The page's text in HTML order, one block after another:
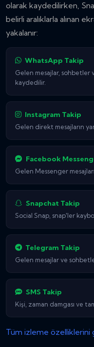
olarak kaydedilirken,
belirli aralıklarla alınan
yakalanır:
WhatsApp Takip
Gelen mesajlar, sohbetler
kaydedilir.
Instagram Takip
Gelen direkt mesajların
Facebook
Gelen Messenger
Snapchat Takip
Social Snap, snap'ler
Telegram Takip
Gelen mesajlar ve
SMS Takip
Kişi, zaman damgası ve
Tüm izleme özelliklerini